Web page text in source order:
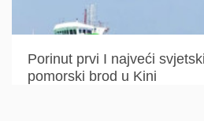
Porinut prvi I najveći
pomorski brod u Kini